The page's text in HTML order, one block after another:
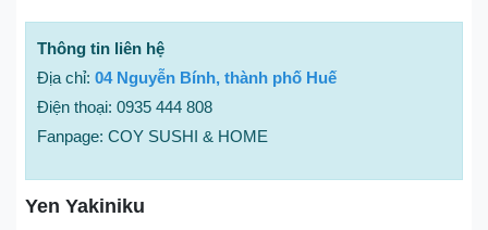
Thông tin liên hệ
Địa chỉ: 04 Nguyễn Bính, thành phố Huế
Điện thoại: 0935 444 808
Fanpage: COY SUSHI & HOME
Yen Yakiniku